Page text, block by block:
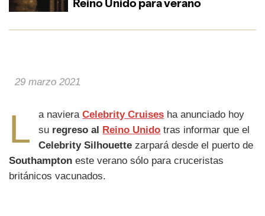
29 marzo 2021
L a navieraCelebrity Cruises ha anunciado hoy
su regreso al Reino Unido tras informar que el
Celebrity Silhouette zarpará desde el puerto de
Southampton este verano sólo para cruceristas
británicos vacunados.